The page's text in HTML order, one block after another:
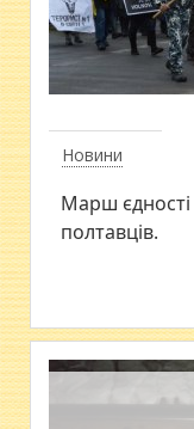
Новини
Марш єдності
полтавців.